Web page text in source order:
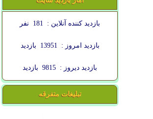
بازدید کننده آنلاین : 181 نفر
بازدید امروز : 13951 بازدید
بازدید دیروز : 9815 بازدید
تبلیغات متفرقه